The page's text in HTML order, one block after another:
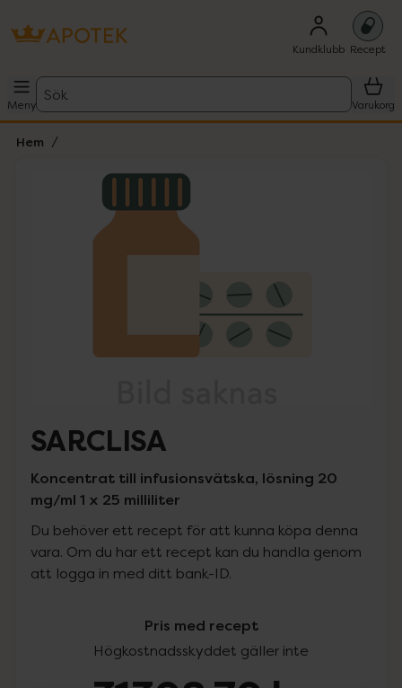
Kundklubb Recept
Meny
Sök
Varukorg
Hem
Lista: . Innehåller 1 objekt.
SARCLISA
Koncentrat till infusionsvätska, lösning 20
mg/ml 1 x 25 milliliter
Du behöver ett recept för att kunna köpa denna
vara. Om du har ett recept kan du handla genom
att logga in med ditt bank-ID.
Pris med recept
Högkostnadsskyddet gäller inte